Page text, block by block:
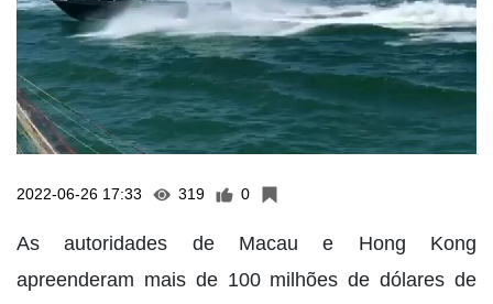
2022-06-26 17:33 319 0
As autoridades de Macau e Hong Kong
apreenderam mais de 100 milhões de dólares de